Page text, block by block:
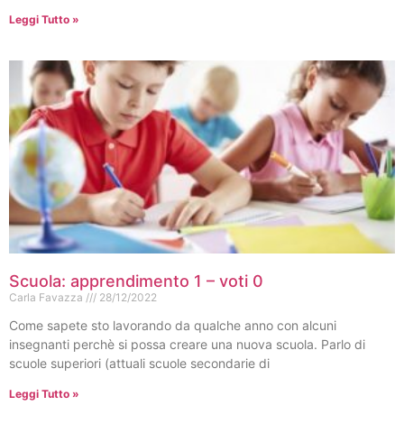
Leggi Tutto »
Scuola: apprendimento 1 – voti 0
Carla Favazza 28/12/2022
Come sapete sto lavorando da qualche anno con alcuni
insegnanti perchè si possa creare una nuova scuola. Parlo di
scuole superiori (attuali scuole secondarie di
Leggi Tutto »